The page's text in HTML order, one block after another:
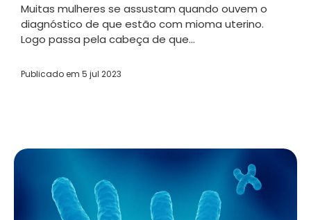
Muitas mulheres se assustam quando ouvem o
diagnóstico de que estão com mioma uterino.
Logo passa pela cabeça de que...
Publicado em 5 jul 2023